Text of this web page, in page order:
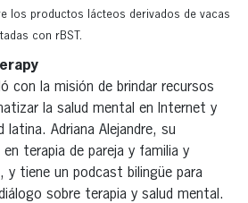
los productos lácteos derivados de vacas
con rBST.
con la misión de brindar recursos
la salud mental en Internet y
latina. Adriana Alejandre, su
terapia de pareja y familia y
y tiene un podcast bilingüe para
sobre terapia y salud mental.